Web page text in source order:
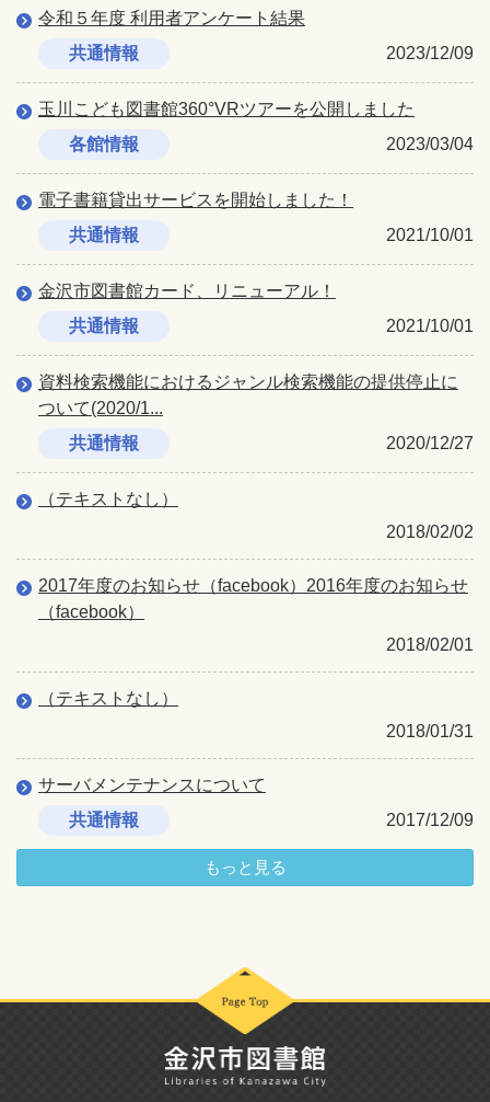
令和５年度 利用者アンケート結果
2023/12/09
共通情報
玉川こども図書館360°VRツアーを公開しました
2023/03/04
各館情報
電子書籍貸出サービスを開始しました！
2021/10/01
共通情報
金沢市図書館カード、リニューアル！
2021/10/01
共通情報
資料検索機能におけるジャンル検索機能の提供停止に
ついて(2020/1...
2020/12/27
共通情報
（テキストなし）
2018/02/02
2017年度のお知らせ（facebook）2016年度のお知らせ
（facebook）
2018/02/01
（テキストなし）
2018/01/31
サーバメンテナンスについて
2017/12/09
共通情報
もっと見る